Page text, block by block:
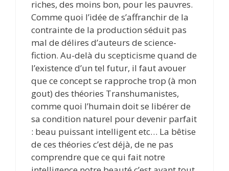
riches, des moins bon, pour les pauvres.
Comme quoi l’idée de s’affranchir de la
contrainte de la production séduit pas
mal de délires d’auteurs de science-
fiction. Au-delà du scepticisme quand de
l’existence d’un tel futur, il faut avouer
que ce concept se rapproche trop (à mon
gout) des théories Transhumanistes,
comme quoi l’humain doit se libérer de
sa condition naturel pour devenir parfait
: beau puissant intelligent etc… La bêtise
de ces théories c’est déjà, de ne pas
comprendre que ce qui fait notre